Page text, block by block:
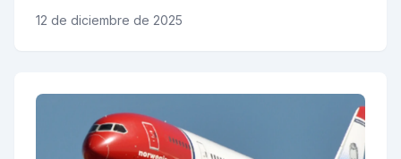
12 de diciembre de 2025